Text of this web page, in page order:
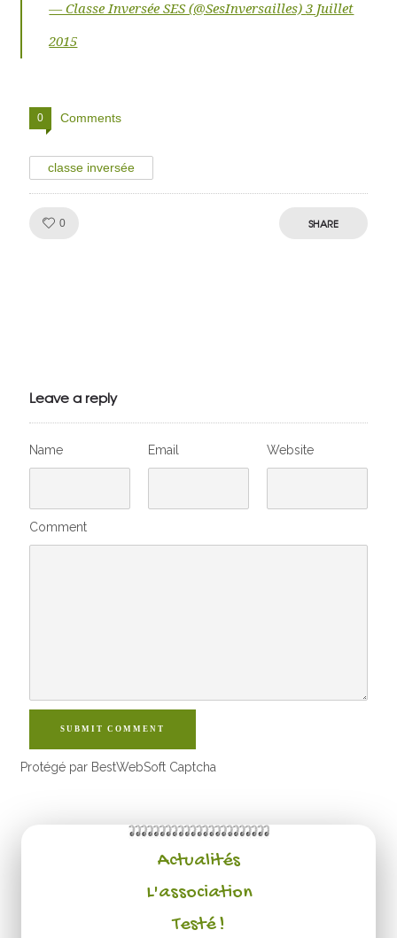
— Classe Inversée SES (@SesInversailles)3 Juillet
2015
0 Comments
classe inversée
0 SHARE
Leave a reply
Name Email Website
Comment
SUBMIT COMMENT
Protégé par BestWebSoft Captcha
Actualités
L'association
Testé !